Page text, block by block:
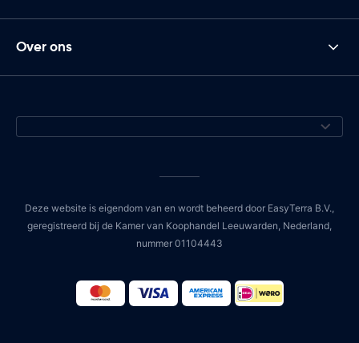
Over ons
Deze website is eigendom van en wordt beheerd door EasyTerra B.V.,
geregistreerd bij de Kamer van Koophandel Leeuwarden, Nederland,
nummer 01104443